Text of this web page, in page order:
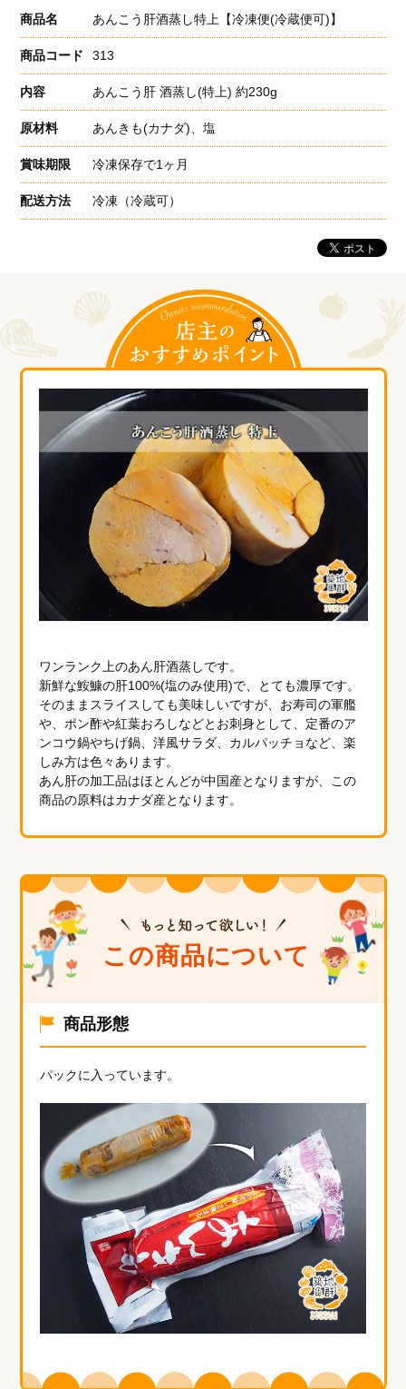
商品名 あんこう肝酒蒸し特上【冷凍便(冷蔵便可)】
商品コード 313
内容 あんこう肝 酒蒸し(特上) 約230g
原材料 あんきも(カナダ)、塩
賞味期限 冷凍保存で1ヶ月
配送方法 冷凍（冷蔵可）
ワンランク上のあん肝酒蒸しです。
新鮮な鮟鱇の肝100%(塩のみ使用)で、とても濃厚です。
そのままスライスしても美味しいですが、お寿司の軍艦
や、ポン酢や紅葉おろしなどとお刺身として、定番のア
ンコウ鍋やちげ鍋、洋風サラダ、カルパッチョなど、楽
しみ方は色々あります。
あん肝の加工品はほとんどが中国産となりますが、この
商品の原料はカナダ産となります。
商品形態
パックに入っています。